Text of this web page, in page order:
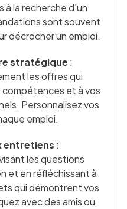
à la recherche d'un
sont souvent
décrocher un emploi.
stratégique :
les offres qui
et à vos
Personnalisez vos
emploi.
entretiens :
les questions
et en réfléchissant à
qui démontrent vos
avec des amis ou